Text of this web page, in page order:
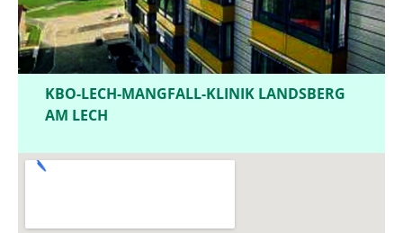
KBO-LECH-MANGFALL-KLINIK LANDSBERG
AM LECH